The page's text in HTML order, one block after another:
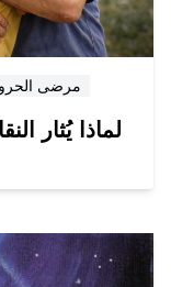
#مرضى
لماذا يُثار